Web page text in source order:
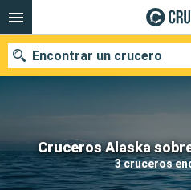
Cruceros Alaska
3 cruceros
Encontrar un crucero
Nuestros destinos
Fecha de salida